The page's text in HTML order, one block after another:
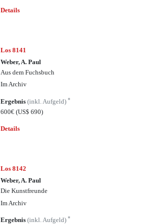
Details
Los 8141
Weber, A. Paul
Aus dem Fuchsbuch
Im Archiv
Ergebnis(inkl. Aufgeld)*
600€(US$ 690)
Details
Los 8142
Weber, A. Paul
Die Kunstfreunde
Im Archiv
Ergebnis(inkl. Aufgeld)*